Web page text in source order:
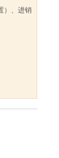
）、进销